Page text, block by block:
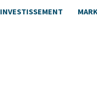
INVESTISSEMENT